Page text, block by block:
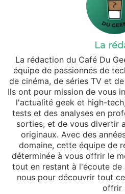
La
La rédaction du Café Du
équipe de passionnés de
de cinéma, de séries TV et
Ils ont pour mission de vous
l'actualité geek et high-
tests et des analyses en
sorties, et de vous divertir
originaux. Avec des
domaine, cette équipe de
déterminée à vous offrir le
tout en restant à l'écoute de
nous pour découvrir tout
offrir